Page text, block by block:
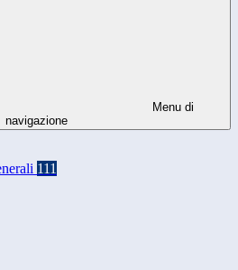
Menu di
navigazione
111